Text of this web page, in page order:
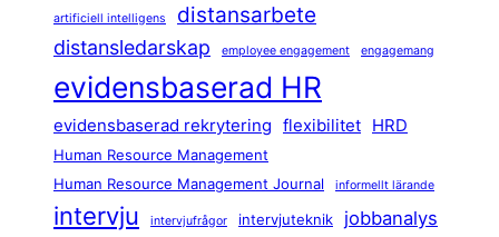
artificiell intelligens distansarbete
distansledarskap employee engagement engagemang
evidensbaserad HR
evidensbaserad rekrytering flexibilitet HRD
Human Resource Management
Human Resource Management Journal
informellt lärande
intervju intervjufrågor intervjuteknik jobbanalys